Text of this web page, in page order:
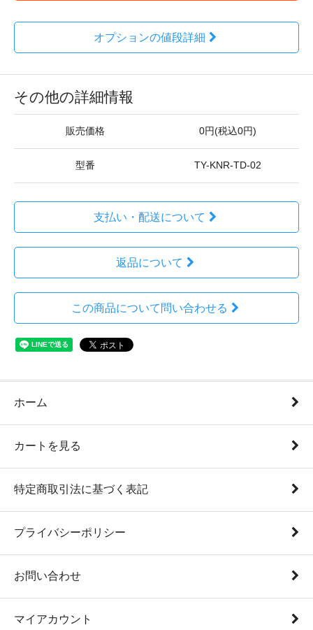
オプションの値段詳細
その他の詳細情報
販売価格 0円(税込0円)
型番 TY-KNR-TD-02
支払い・配送について
返品について
この商品について問い合わせる
ホーム
カートを見る
特定商取引法に基づく表記
プライバシーポリシー
お問い合わせ
マイアカウント